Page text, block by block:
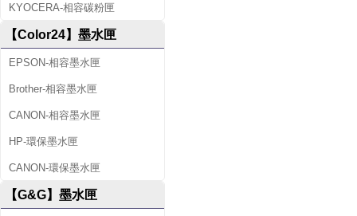
KYOCERA-相容碳粉匣
【Color24】墨水匣
EPSON-相容墨水匣
Brother-相容墨水匣
CANON-相容墨水匣
HP-環保墨水匣
CANON-環保墨水匣
【G&G】墨水匣